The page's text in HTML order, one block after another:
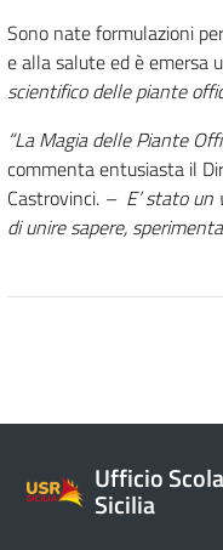
Sono nate formulazioni
e alla salute ed è emersa
scientifico delle piante
“La Magia delle Piante
commenta entusiasta il
Castrovinci. – E’ stato un
di unire sapere,
Ufficio
Sicilia